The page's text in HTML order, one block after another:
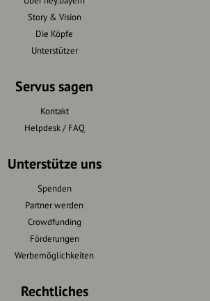
Story & Vision
Die Köpfe
Unterstützer
Servus sagen
Kontakt
Helpdesk / FAQ
Unterstütze uns
Spenden
Partner werden
Crowdfunding
Förderungen
Werbemöglichkeiten
Rechtliches